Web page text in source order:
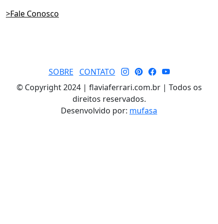
>Fale Conosco
SOBRE
CONTATO
© Copyright 2024 | flaviaferrari.com.br | Todos os
direitos reservados.
Desenvolvido por: mufasa